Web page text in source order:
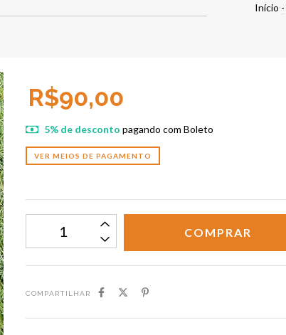
Início -
R$90,00
5% de desconto pagando com Boleto
VER MEIOS DE PAGAMENTO
COMPARTILHAR